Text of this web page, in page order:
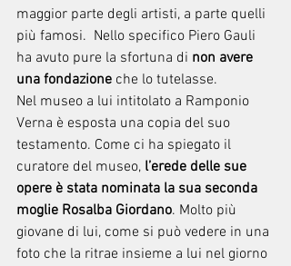
maggior parte degli artisti, a parte quelli
più famosi.  Nello specifico Piero Gauli
ha avuto pure la sfortuna di non avere
una fondazione che lo tutelasse.
Nel museo a lui intitolato a Ramponio
Verna è esposta una copia del suo
testamento. Come ci ha spiegato il
curatore del museo, l’erede delle sue
opere è stata nominata la sua seconda
moglie Rosalba Giordano. Molto più
giovane di lui, come si può vedere in una
foto che la ritrae insieme a lui nel giorno